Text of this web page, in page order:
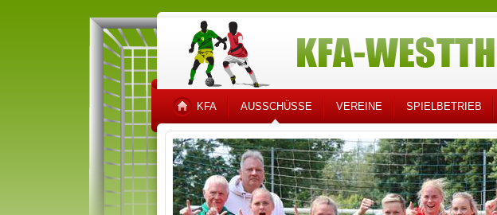
KFA AUSSCHÜSSE VEREINE SPIELBETRIEB